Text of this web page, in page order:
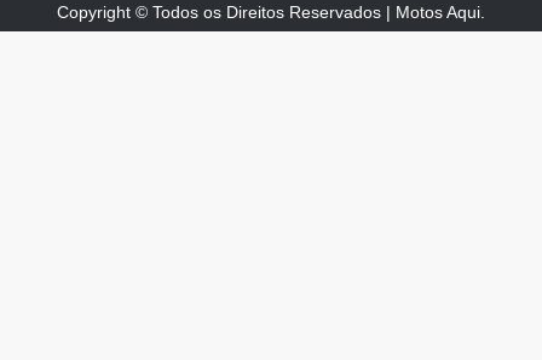
Copyright © Todos os Direitos Reservados | Motos Aqui.